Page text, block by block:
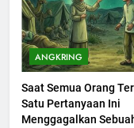
ANGKRING
Saat Semua Orang
Satu Pertanyaan Ini
Menggagalkan
202
203